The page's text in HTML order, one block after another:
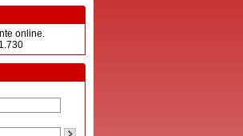
online.